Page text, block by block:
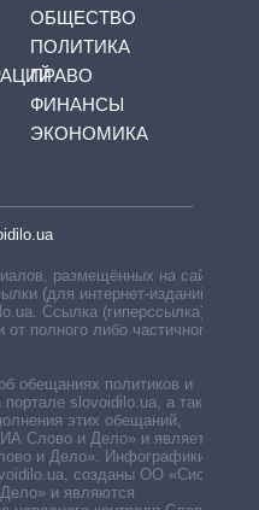
ОБЩЕСТВО
ПОЛИТИКА
ПРАВО
ФИНАНСЫ
ЭКОНОМИКА
размещённых на сайте,
(для интернет-изданий —
Ссылка (гиперссылка)
полного либо частичного
обещаниях политиков и
slovoidilo.ua, а также
этих обещаний,
Слово и Дело» и является
и Дело». Инфографики,
созданы ОО «Система
и являются